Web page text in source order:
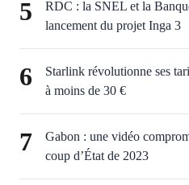
5
RDC : la SNEL et la
lancement du projet Inga 3
6
Starlink révolutionne ses
à moins de 30 €
7
Gabon : une vidéo
coup d’État de 2023